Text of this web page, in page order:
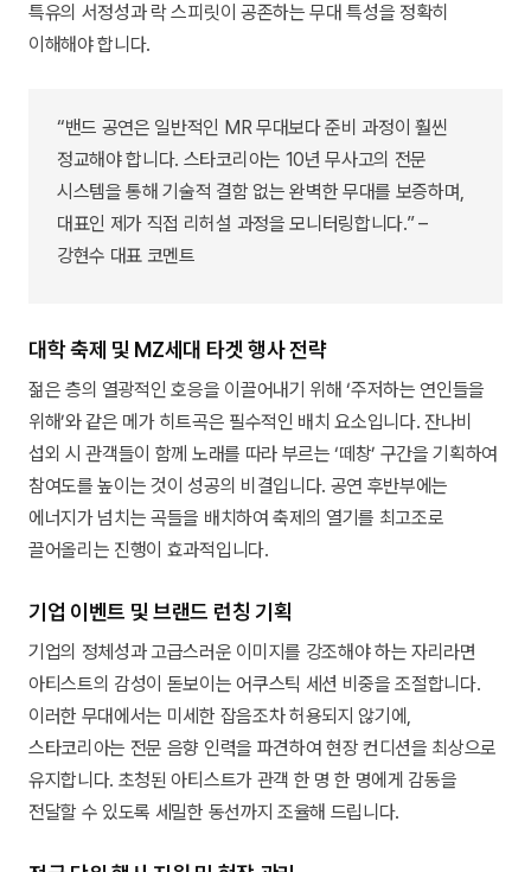
특유의 서정성과 락 스피릿이 공존하는 무대 특성을 정확히
이해해야 합니다.
“밴드 공연은 일반적인 MR 무대보다 준비 과정이 훨씬
정교해야 합니다. 스타코리아는 10년 무사고의 전문
시스템을 통해 기술적 결함 없는 완벽한 무대를 보증하며,
대표인 제가 직접 리허설 과정을 모니터링합니다.” –
강현수 대표 코멘트
대학 축제 및 MZ세대 타겟 행사 전략
젊은 층의 열광적인 호응을 이끌어내기 위해 ‘주저하는 연인들을
위해’와 같은 메가 히트곡은 필수적인 배치 요소입니다. 잔나비
섭외 시 관객들이 함께 노래를 따라 부르는 ‘떼창’ 구간을 기획하여
참여도를 높이는 것이 성공의 비결입니다. 공연 후반부에는
에너지가 넘치는 곡들을 배치하여 축제의 열기를 최고조로
끌어올리는 진행이 효과적입니다.
기업 이벤트 및 브랜드 런칭 기획
기업의 정체성과 고급스러운 이미지를 강조해야 하는 자리라면
아티스트의 감성이 돋보이는 어쿠스틱 세션 비중을 조절합니다.
이러한 무대에서는 미세한 잡음조차 허용되지 않기에,
스타코리아는 전문 음향 인력을 파견하여 현장 컨디션을 최상으로
유지합니다. 초청된 아티스트가 관객 한 명 한 명에게 감동을
전달할 수 있도록 세밀한 동선까지 조율해 드립니다.